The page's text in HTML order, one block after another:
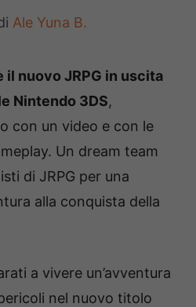
Ale Yuna B.
il nuovo JRPG in uscita
Nintendo 3DS,
con un video e con le
Un dream team
di JRPG per una
alla conquista della
a vivere un’avventura
nel nuovo titolo